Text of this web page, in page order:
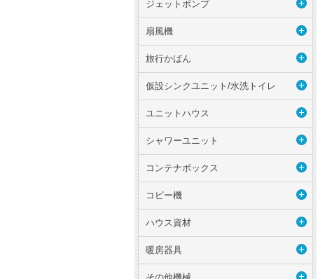
ジェットポンプ
扇風機
旅行かばん
仮設シンクユニット/水洗トイレ
ユニットハウス
シャワーユニット
コンテナボックス
コピー機
ハウス資材
暖房器具